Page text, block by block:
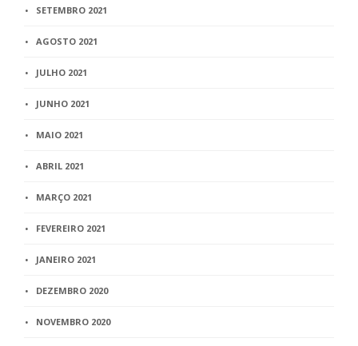
SETEMBRO 2021
AGOSTO 2021
JULHO 2021
JUNHO 2021
MAIO 2021
ABRIL 2021
MARÇO 2021
FEVEREIRO 2021
JANEIRO 2021
DEZEMBRO 2020
NOVEMBRO 2020